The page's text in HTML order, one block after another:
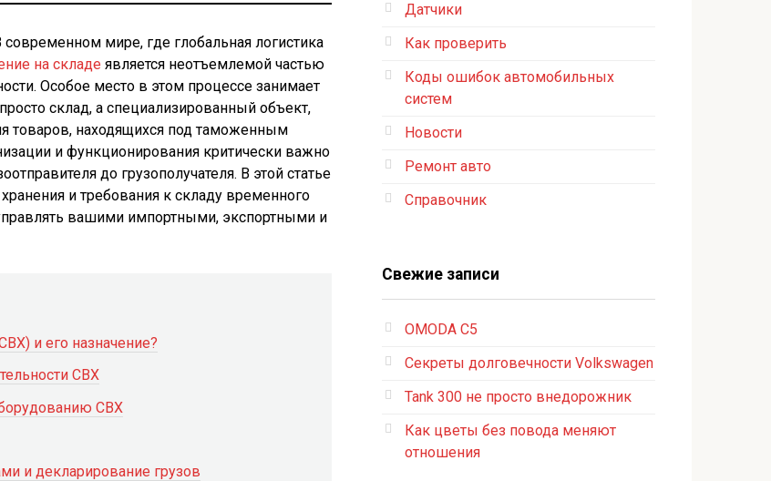
мире, где глобальная логистика
на складе является неотъемлемой частью
Особое место в этом процессе занимает
склад, а специализированный объект,
товаров, находящихся под таможенным
и функционирования критически важно
до грузополучателя. В этой статье
и требования к складу временного
вашими импортными, экспортными и
и его назначение?
СВХ
СВХ
и декларирование грузов
Датчики
Как проверить
Коды ошибок автомобильных
систем
Новости
Ремонт авто
Справочник
Свежие записи
OMODA C5
Секреты долговечности Volkswagen
Tank 300 не просто внедорожник
Как цветы без повода меняют
отношения